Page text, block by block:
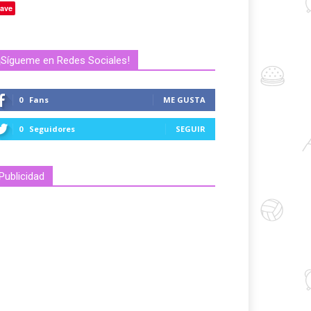
en Redes Sociales!
0 Fans ME GUSTA
0 Seguidores SEGUIR